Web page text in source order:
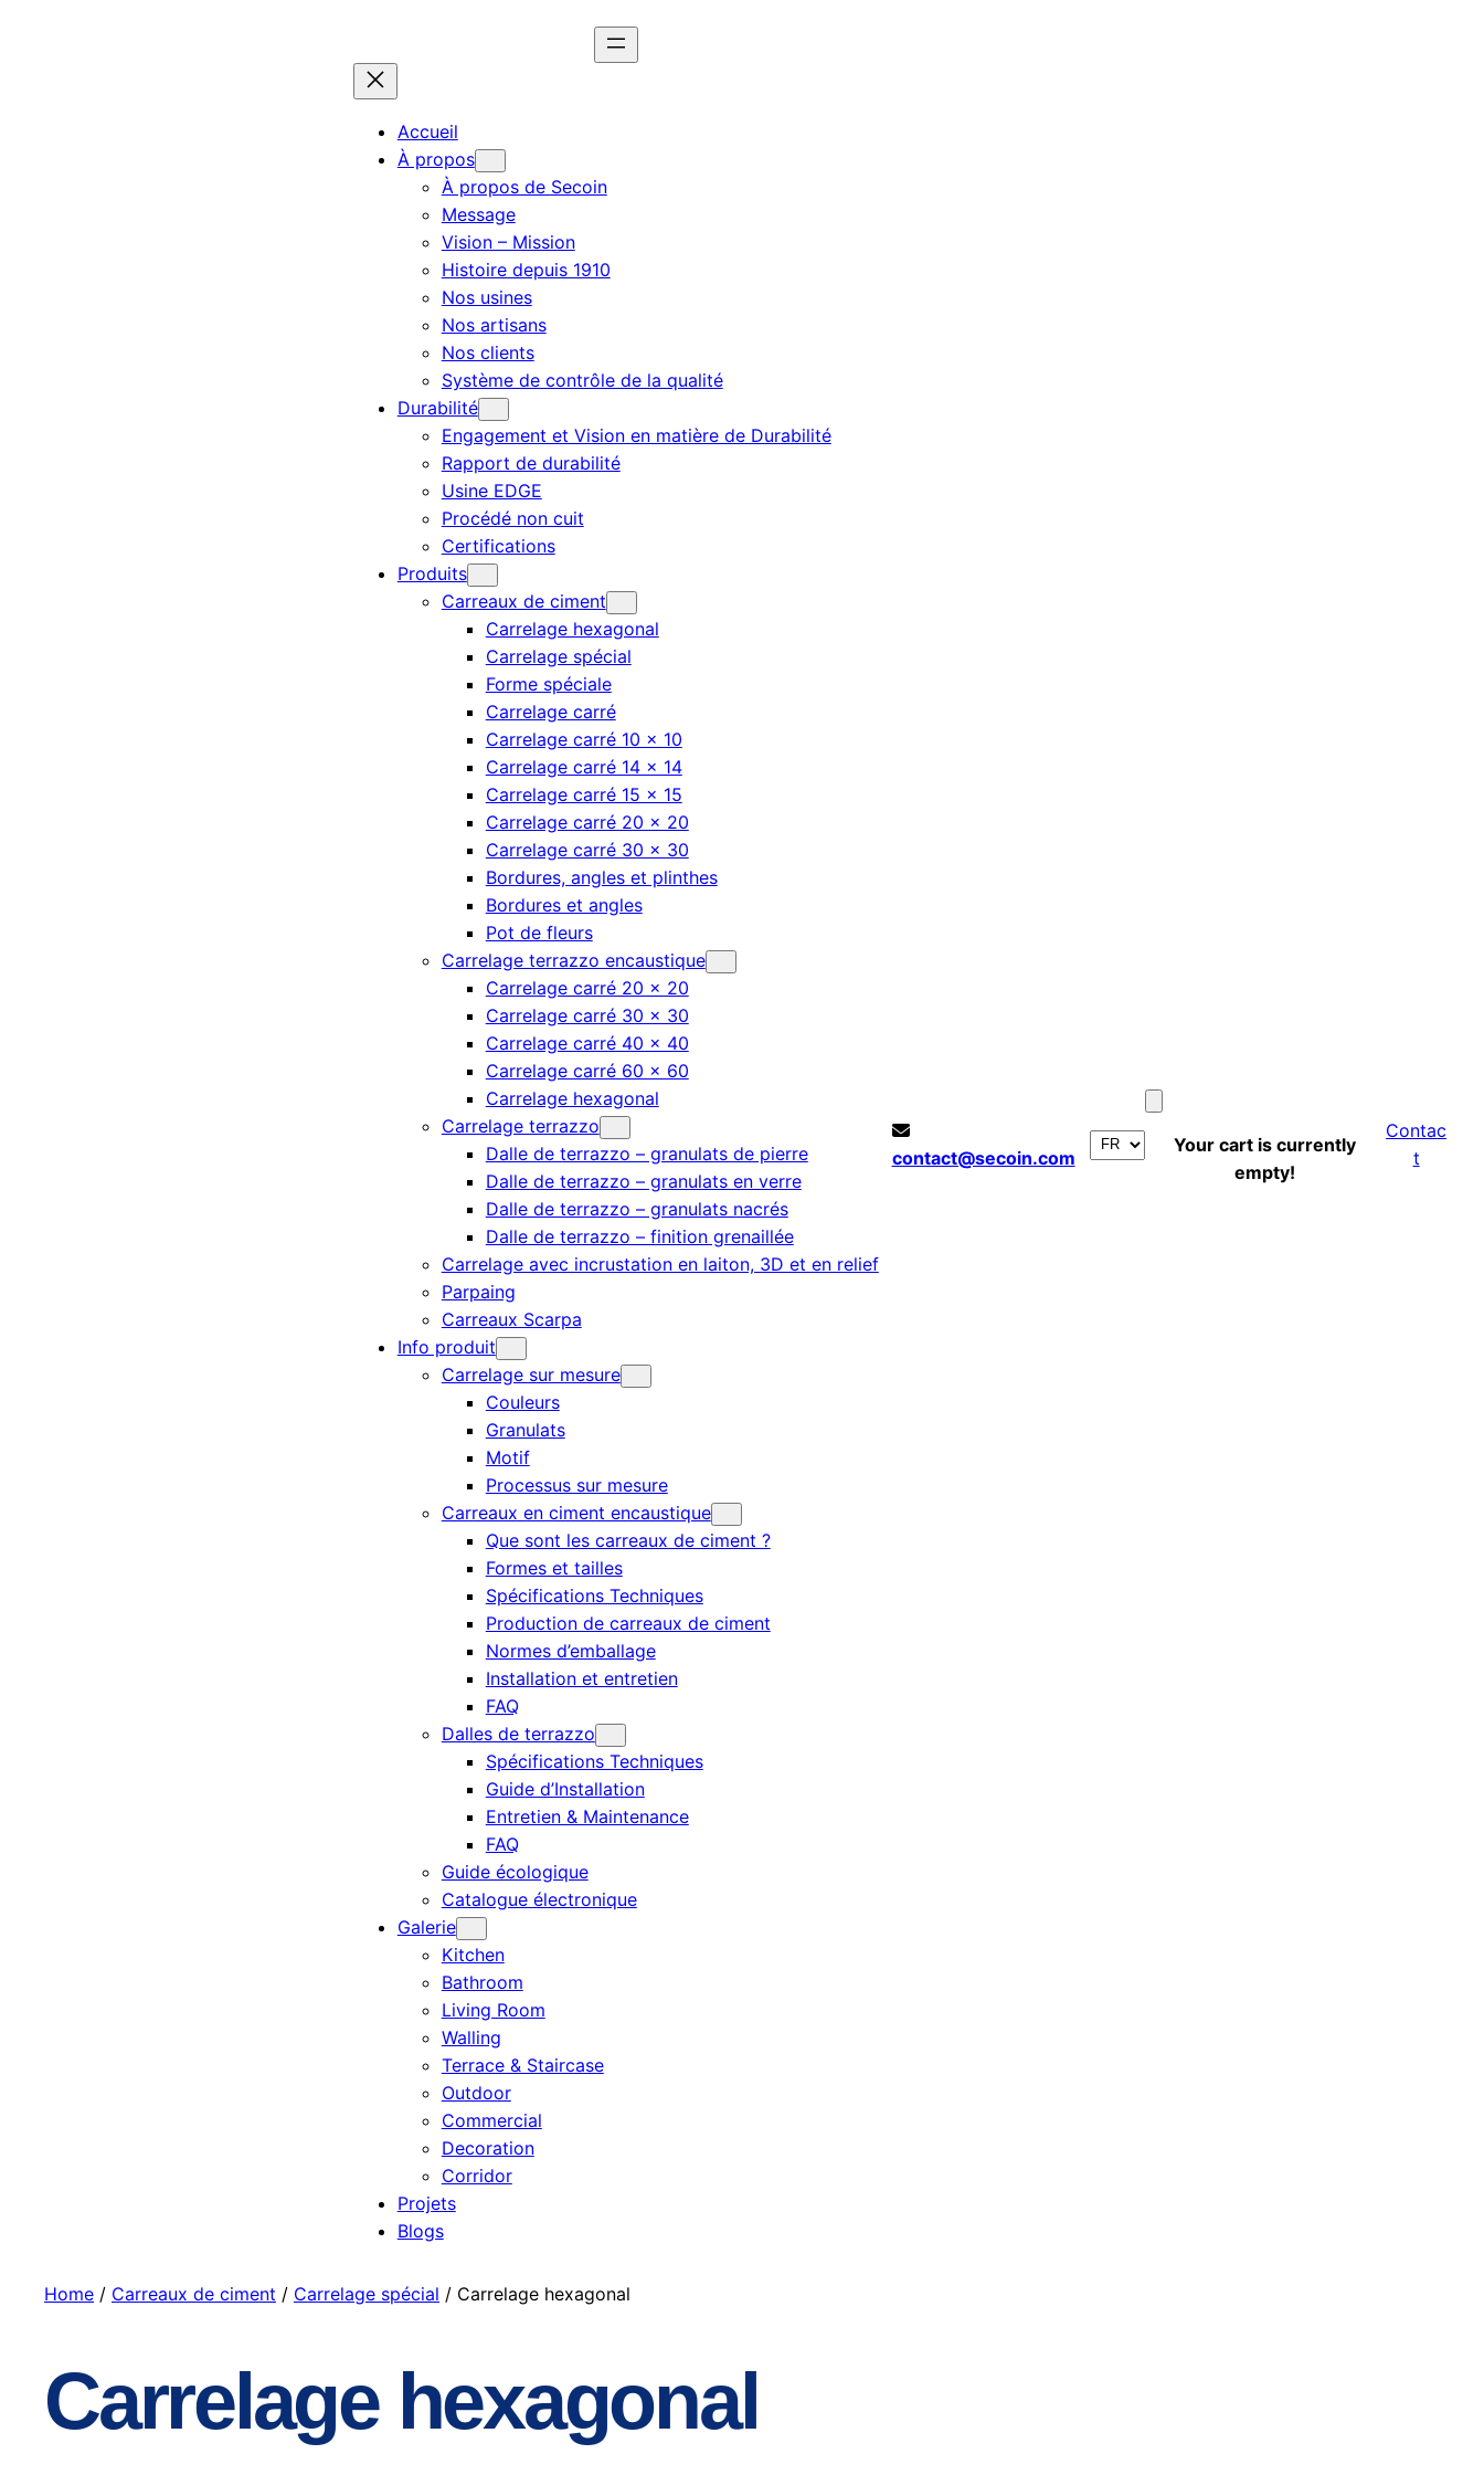
Accueil
À propos
À propos de Secoin
Message
Vision – Mission
Histoire depuis 1910
Nos usines
Nos artisans
Nos clients
Système de contrôle de la qualité
Durabilité
Engagement et Vision en matière de Durabilité
Rapport de durabilité
Usine EDGE
Procédé non cuit
Certifications
Produits
Carreaux de ciment
Carrelage hexagonal
Carrelage spécial
Forme spéciale
Carrelage carré
Carrelage carré 10 × 10
Carrelage carré 14 × 14
Carrelage carré 15 × 15
Carrelage carré 20 × 20
Carrelage carré 30 × 30
Bordures, angles et plinthes
Bordures et angles
Pot de fleurs
Carrelage terrazzo encaustique
Carrelage carré 20 × 20
Carrelage carré 30 × 30
Carrelage carré 40 × 40
Carrelage carré 60 × 60
Carrelage hexagonal
Carrelage terrazzo
Dalle de terrazzo – granulats de pierre
Dalle de terrazzo – granulats en verre
Dalle de terrazzo – granulats nacrés
Dalle de terrazzo – finition grenaillée
Carrelage avec incrustation en laiton, 3D et en relief
Parpaing
Carreaux Scarpa
Info produit
Carrelage sur mesure
Couleurs
Granulats
Motif
Processus sur mesure
Carreaux en ciment encaustique
Que sont les carreaux de ciment ?
Formes et tailles
Spécifications Techniques
Production de carreaux de ciment
Normes d’emballage
Installation et entretien
FAQ
Dalles de terrazzo
Spécifications Techniques
Guide d’Installation
Entretien & Maintenance
FAQ
Guide écologique
Catalogue électronique
Galerie
Kitchen
Bathroom
Living Room
Walling
Terrace & Staircase
Outdoor
Commercial
Decoration
Corridor
Projets
Blogs
contact@secoin.com
Your cart is currently
empty!
Contac
t
Home / Carreaux de ciment / Carrelage spécial / Carrelage hexagonal
Carrelage hexagonal